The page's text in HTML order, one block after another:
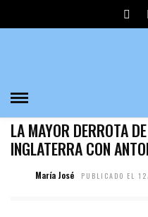
LA MAYOR
HISTORIA
LA MAYOR DERROTA
INGLATERRA CON
María José PUBLICADO EL